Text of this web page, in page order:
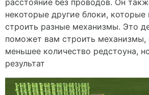
некоторые другие блоки, которые
строить разные механизмы. Это
поможет вам строить механизмы,
меньшее количество редстоуна,
результат